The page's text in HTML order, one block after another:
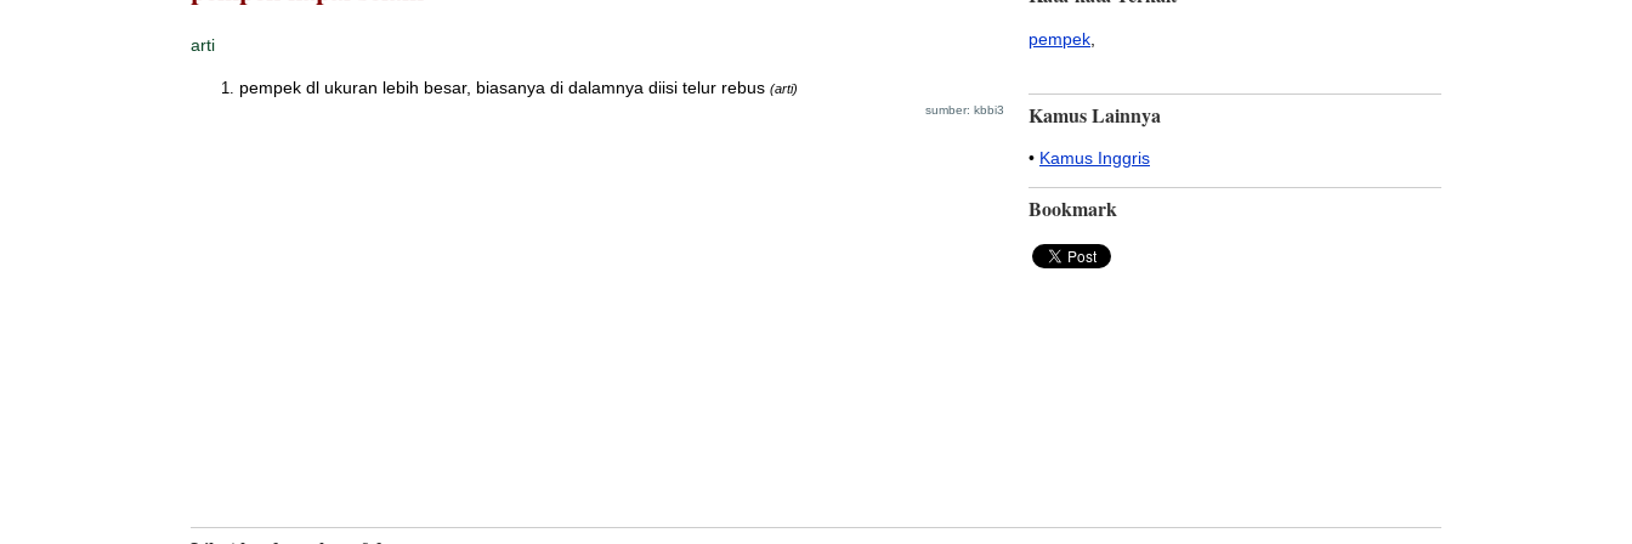
arti
pempek dl ukuran lebih besar, biasanya di dalamnya diisi telur rebus (arti)
sumber: kbbi3
pempek
Kamus Lainnya
• Kamus Inggris
Bookmark